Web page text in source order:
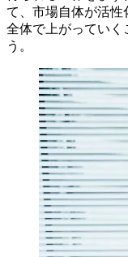
て、市場自体が活性
全体で上がっていく
う。